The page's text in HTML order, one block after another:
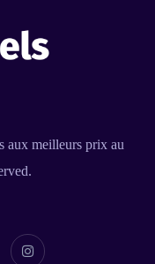
aux meilleurs prix au